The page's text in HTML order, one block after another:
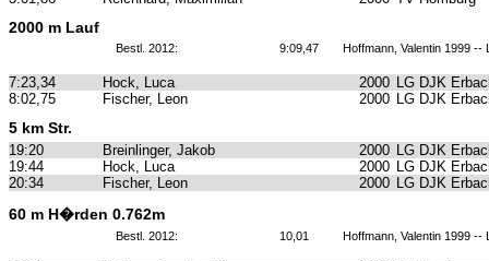
2000 m Lauf
Bestl. 2012: 9:09,47 Hoffmann, Valentin 1999
7:23,34 Hock, Luca 2000 LG DJK
8:02,75
Fischer, Leon 2000 LG DJK
5 km Str.
19:20 Breinlinger, Jakob 2000 LG DJK
19:44
Hock, Luca 2000 LG DJK
20:34
Fischer, Leon 2000 LG DJK
60 m H�rden 0.762m
Bestl. 2012: 10,01 Hoffmann, Valentin 1999